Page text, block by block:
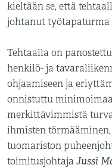
kieltään se, että
johtanut työtapaturma
Tehtaalla on
henkilö- ja
ohjaamiseen ja
onnistuttu
merkittävimmistä
ihmisten
tuomariston
toimitusjohtaja Jussi